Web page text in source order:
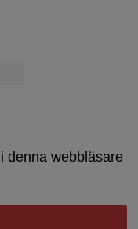
denna webbläsare
idéer